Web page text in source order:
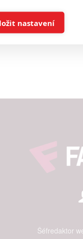
Šéfredaktor
Ukládání a/nebo
nastavení